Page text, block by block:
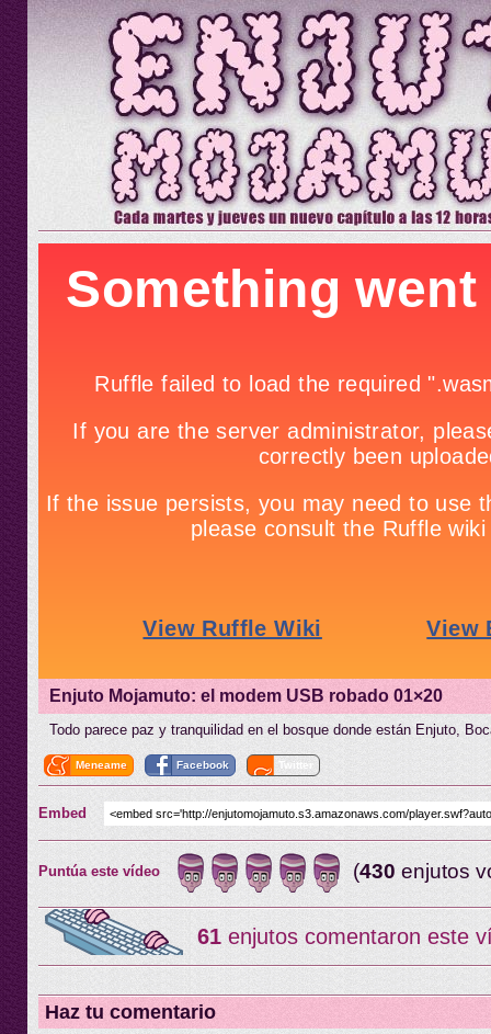
Enjuto Mojamuto: el modem USB robado 01×20
Todo parece paz y tranquilidad en el bosque donde están Enjuto,
Meneame Facebook Twitter
Embed
Puntúa este vídeo (430 enjutos
61 enjutos comentaron este
Haz tu comentario